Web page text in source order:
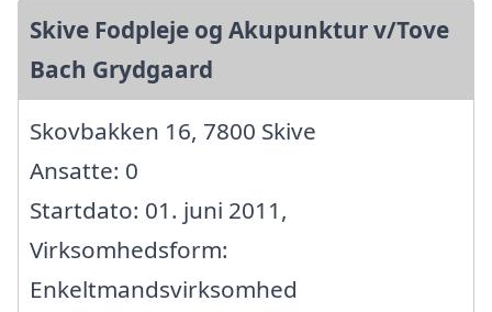
Skive Fodpleje og Akupunktur v/Tove
Bach Grydgaard
Skovbakken 16, 7800 Skive
Ansatte: 0
Startdato: 01. juni 2011,
Virksomhedsform:
Enkeltmandsvirksomhed